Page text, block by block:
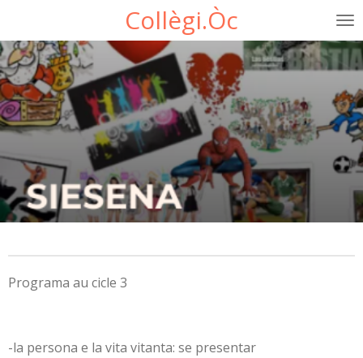
contenu
principal
Collègi.Òc
Programa au cicle 3
-la persona e la vita vitanta: se presentar